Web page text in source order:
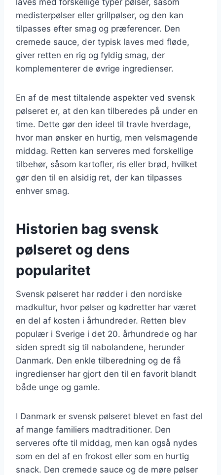
medisterpølser eller grillpølser, og den kan
tilpasses efter smag og præferencer. Den
cremede sauce, der typisk laves med fløde,
giver retten en rig og fyldig smag, der
komplementerer de øvrige ingredienser.
En af de mest tiltalende aspekter ved svensk
pølseret er, at den kan tilberedes på under en
time. Dette gør den ideel til travle hverdage,
hvor man ønsker en hurtig, men velsmagende
middag. Retten kan serveres med forskellige
tilbehør, såsom kartofler, ris eller brød, hvilket
gør den til en alsidig ret, der kan tilpasses
enhver smag.
Historien bag svensk
pølseret og dens
popularitet
Svensk pølseret har rødder i den nordiske
madkultur, hvor pølser og kødretter har været
en del af kosten i århundreder. Retten blev
populær i Sverige i det 20. århundrede og har
siden spredt sig til nabolandene, herunder
Danmark. Den enkle tilberedning og de få
ingredienser har gjort den til en favorit blandt
både unge og gamle.
I Danmark er svensk pølseret blevet en fast del
af mange familiers madtraditioner. Den
serveres ofte til middag, men kan også nydes
som en del af en frokost eller som en hurtig
snack. Den cremede sauce og de møre pølser